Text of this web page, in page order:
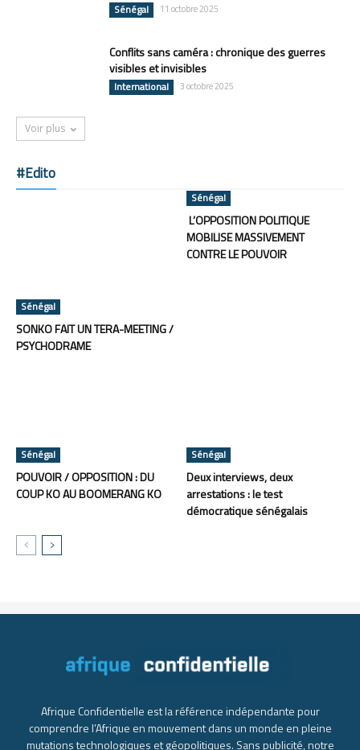
Sénégal 11 octobre 2025
Conflits sans caméra : chronique des guerres
visibles et invisibles
International 3 octobre 2025
Voir plus
#Edito
Sénégal
SONKO FAIT UN TERA-MEETING /
PSYCHODRAME
Sénégal
L’OPPOSITION POLITIQUE
MOBILISE MASSIVEMENT
CONTRE LE POUVOIR
Sénégal
POUVOIR / OPPOSITION : DU
COUP KO AU BOOMERANG KO
Sénégal
Deux interviews, deux
arrestations : le test
démocratique sénégalais
Afrique Confidentielle est la référence indépendante pour
comprendre l’Afrique en mouvement dans un monde en pleine
mutations technologiques et géopolitiques. Sans publicité, notre